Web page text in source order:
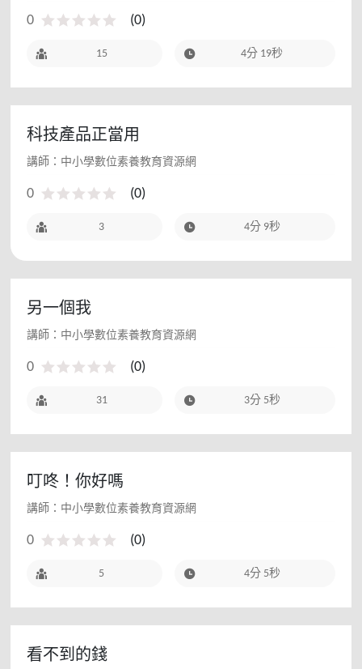
0 (0)
15 4分 19秒
科技產品正當用
講師：中小學數位素養教育資源網
0 (0)
3 4分 9秒
另一個我
講師：中小學數位素養教育資源網
0 (0)
31 3分 5秒
叮咚！你好嗎
講師：中小學數位素養教育資源網
0 (0)
5 4分 5秒
看不到的錢